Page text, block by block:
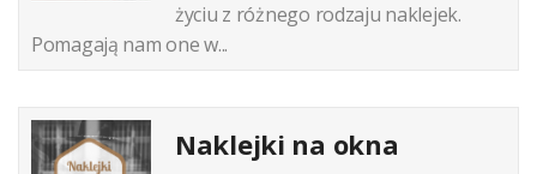
życiu z różnego rodzaju naklejek.
Pomagają nam one w...
Naklejki na okna